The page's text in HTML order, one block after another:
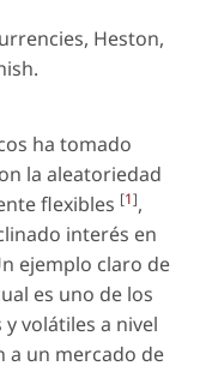
, Heston,
.
ha tomado
la aleatoriedad
flexibles [1],
interés en
ejemplo claro de
es uno de los
volátiles a nivel
a un mercado de